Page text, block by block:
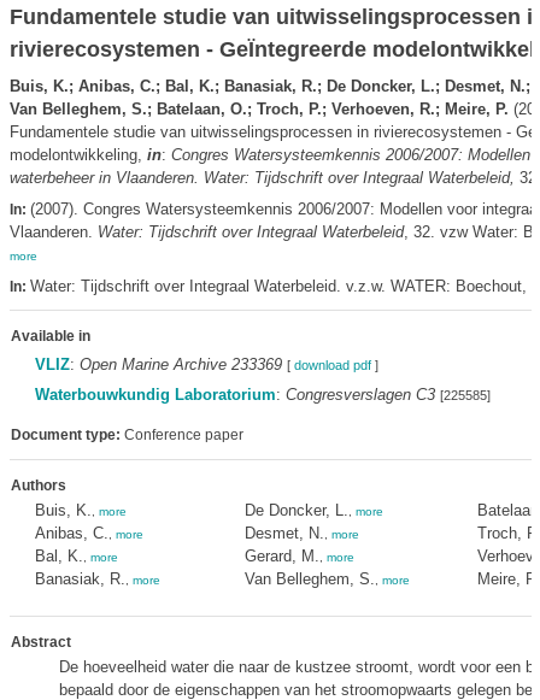
Fundamentele studie van uitwisselingsprocessen
rivierecosystemen - GeÏntegreerde
Buis, K.; Anibas, C.; Bal, K.; Banasiak, R.; De Doncker, L.; Desmet, N.;
Van Belleghem, S.; Batelaan, O.; Troch, P.; Verhoeven, R.; Meire, P.
Fundamentele studie van uitwisselingsprocessen in rivierecosystemen -
modelontwikkeling, in: Congres Watersysteemkennis 2006/2007: Modellen
waterbeheer in Vlaanderen. Water: Tijdschrift over Integraal Waterbeleid,
In: (2007). Congres Watersysteemkennis 2006/2007: Modellen voor
Vlaanderen. Water: Tijdschrift over Integraal Waterbeleid, 32. vzw Water:
more
In: Water: Tijdschrift over Integraal Waterbeleid. v.z.w. WATER: Boechout,
Available in
VLIZ: Open Marine Archive 233369 [ download pdf]
Waterbouwkundig Laboratorium: Congresverslagen C3 [225585]
Document type: Conference paper
Authors
Buis, K. more
Anibas, C. more
Bal, K. more
Banasiak, R. more
De Doncker, L. more
Desmet, N. more
Gerard, M. more
Van Belleghem, S. more
Troch, P.
Meire, P.
Abstract
De hoeveelheid water die naar de kustzee stroomt, wordt voor een
bepaald door de eigenschappen van het stroomopwaarts gelegen